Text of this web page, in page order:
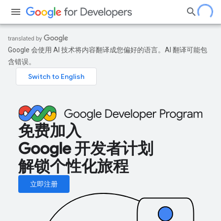
Google 会使用 AI 技术将内容翻译成您偏好的语言。AI 翻译可能包
含错误。
免费加入
Google 开发者计划
解锁个性化旅程
立即注册